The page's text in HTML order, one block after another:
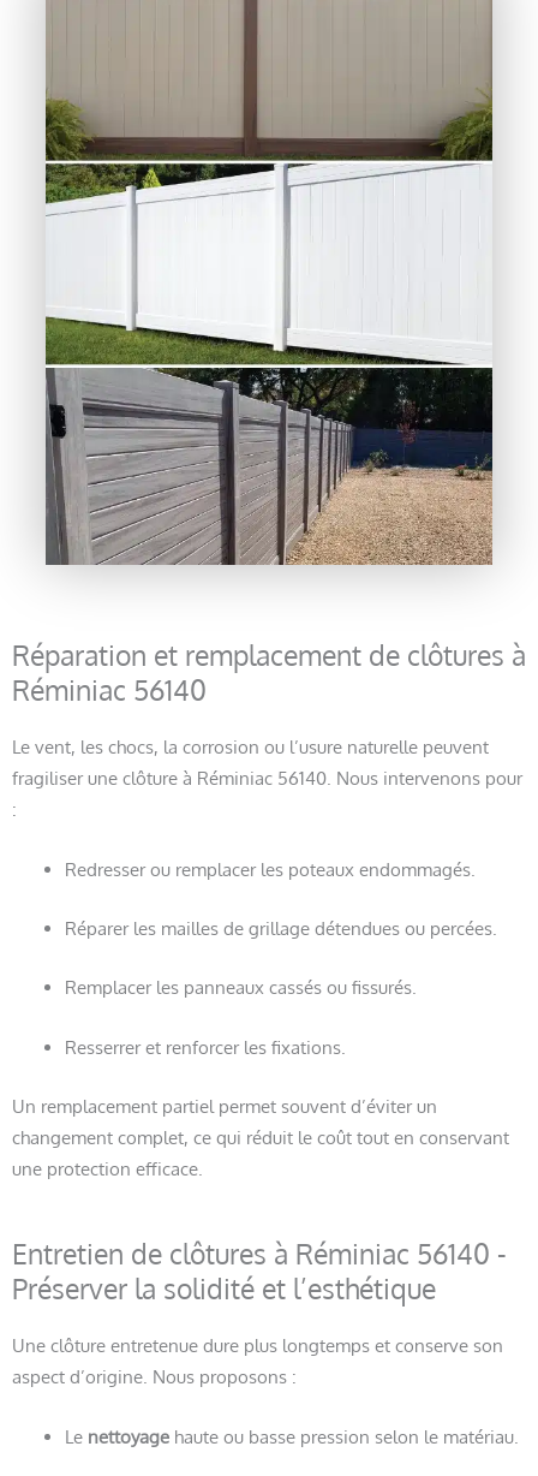
Réparation et remplacement de clôtures à
Réminiac 56140
Le vent, les chocs, la corrosion ou l’usure naturelle peuvent
fragiliser une clôture à Réminiac 56140. Nous intervenons pour
:
Redresser ou remplacer les poteaux endommagés.
Réparer les mailles de grillage détendues ou percées.
Remplacer les panneaux cassés ou fissurés.
Resserrer et renforcer les fixations.
Un remplacement partiel permet souvent d’éviter un
changement complet, ce qui réduit le coût tout en conservant
une protection efficace.
Entretien de clôtures à Réminiac 56140 -
Préserver la solidité et l’esthétique
Une clôture entretenue dure plus longtemps et conserve son
aspect d’origine. Nous proposons :
Le nettoyagehaute ou basse pression selon le matériau.